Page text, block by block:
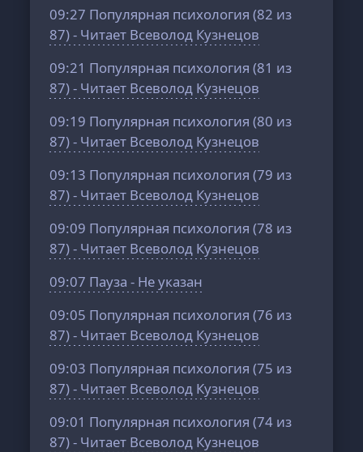
09:27 Популярная психология (82 из
87) - Читает Всеволод Кузнецов
09:21 Популярная психология (81 из
87) - Читает Всеволод Кузнецов
09:19 Популярная психология (80 из
87) - Читает Всеволод Кузнецов
09:13 Популярная психология (79 из
87) - Читает Всеволод Кузнецов
09:09 Популярная психология (78 из
87) - Читает Всеволод Кузнецов
09:07 Пауза - Не указан
09:05 Популярная психология (76 из
87) - Читает Всеволод Кузнецов
09:03 Популярная психология (75 из
87) - Читает Всеволод Кузнецов
09:01 Популярная психология (74 из
87) - Читает Всеволод Кузнецов